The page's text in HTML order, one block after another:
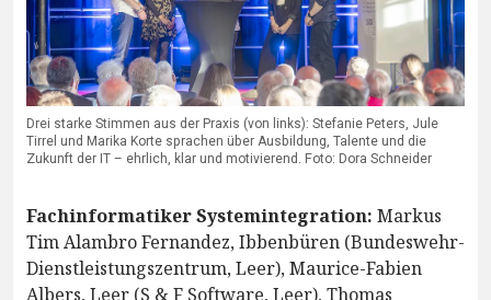
Drei starke Stimmen aus der Praxis (von links): Stefanie Peters, Jule
Tirrel und Marika Korte sprachen über Ausbildung, Talente und die
Zukunft der IT – ehrlich, klar und motivierend. Foto: Dora Schneider
Fachinformatiker Systemintegration: Markus
Tim Alambro Fernandez, Ibbenbüren (Bundeswehr-
Dienstleistungszentrum, Leer), Maurice-Fabien
Albers, Leer (S & F Software, Leer), Thomas